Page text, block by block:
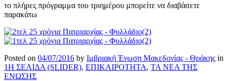
το πλήρες πρόγραμμα του τριημέρου μπορείτε να διαβάσετε
παρακάτω
Posted on 04/07/2016 by Ιμβριακή Ένωση Μακεδονίας - Θράκης in
1Η ΣΕΛΙΔΑ (SLIDER), ΕΠΙΚΑΙΡΟΤΗΤΑ, ΤΑ ΝΕΑ ΤΗΣ
ΕΝΩΣΗΣ